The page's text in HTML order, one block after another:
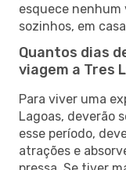
esquece
sozinhos, em
Quantos dias
viagem a Tres
Para viver uma
Lagoas, deverão
esse período,
atrações e